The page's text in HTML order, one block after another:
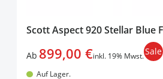
Scott Aspect 920 Stellar Blue
Ab 899,00 €inkl. 19% Mwst.Sale
Auf Lager.